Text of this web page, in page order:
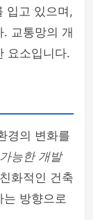
입고 있으며,
교통망의 개
요소입니다.
경의 변화를
능한 개발
화적인 건축
는 방향으로